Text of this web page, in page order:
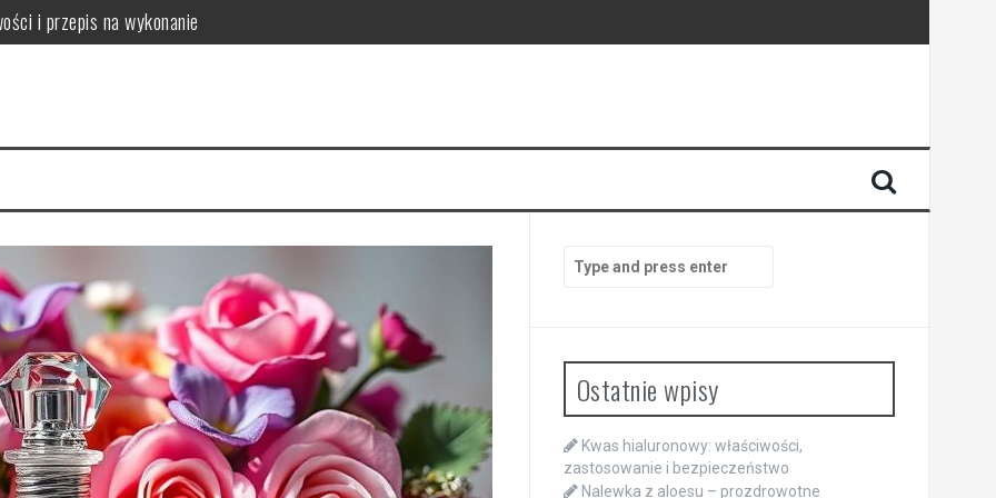
i przepis na wykonanie
w pielęgnacji skóry
dla zdrowia jamy ustnej, zębów i przyzębia
for:
Ostatnie wpisy
Kwas hialuronowy: właściwości,
zastosowanie i bezpieczeństwo
Nalewka z aloesu – prozdrowotne